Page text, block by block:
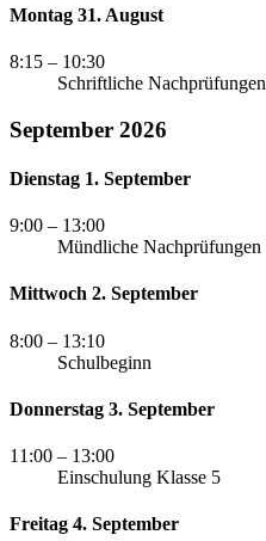
Montag 31. August
8:15 – 10:30
Schriftliche Nachprüfungen
September 2026
Dienstag 1. September
9:00 – 13:00
Mündliche Nachprüfungen
Mittwoch 2. September
8:00 – 13:10
Schulbeginn
Donnerstag 3. September
11:00 – 13:00
Einschulung Klasse 5
Freitag 4. September